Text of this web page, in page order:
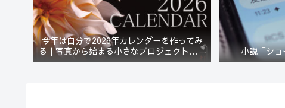
今年は自分で2026年カレンダーを作ってみ
る｜写真から始まる小さなプロジェクト【一
灯花】
小説「シ